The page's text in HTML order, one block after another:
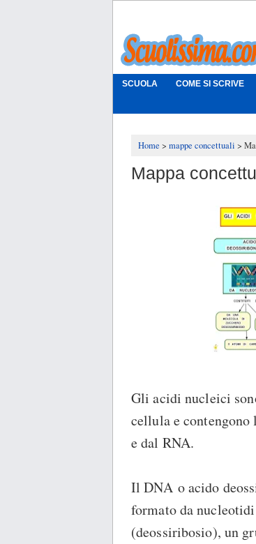
SCUOLA COME SI SCRIVE
Home mappe concettuali
Mappa
Gli acidi nucleici
cellula e
e dal RNA.
Il DNA o acido
formato da
(deossiribosio), un